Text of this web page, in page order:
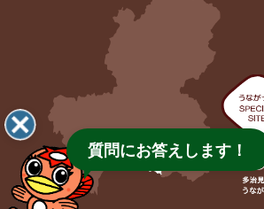
質問にお答えします！